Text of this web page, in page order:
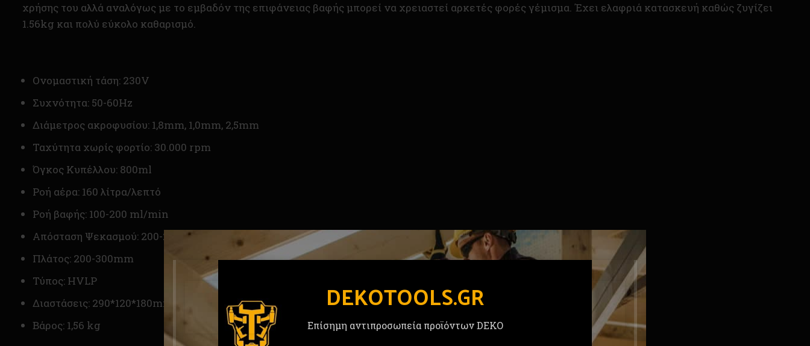
DEKOTOOLS.GR
Επίσημη αντιπροσωπεία προϊόντων DEKO
χρήσης του αλλά αναλόγως με το εμβαδόν της επιφάνειας βαφής μπορεί να χρειαστεί αρκετές φορές γέμισμα. Έχει ελαφριά κατασκευή καθώς ζυγίζει
1.56kg και πολύ εύκολο καθαρισμό.
Ονομαστική τάση: 230V
Συχνότητα: 50-60Hz
Διάμετρος ακροφυσίου: 1,8mm, 1,0mm, 2,5mm
Ταχύτητα χωρίς φορτίο: 30.000 rpm
Όγκος Κυπέλλου: 800ml
Ροή αέρα: 160 λίτρα/λεπτό
Ροή βαφής: 100-200 ml/min
Απόσταση Ψεκασμού: 200-250mm
Πλάτος: 200-300mm
Τύπος: HVLP
Διαστάσεις: 290*120*180mm
Βάρος: 1,56 kg